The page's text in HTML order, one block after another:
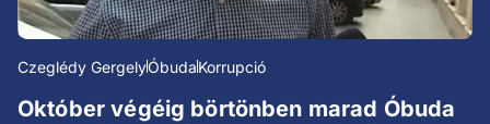
Czeglédy GergelyÓbudaKorrupció
Október végéig börtönben marad Óbuda